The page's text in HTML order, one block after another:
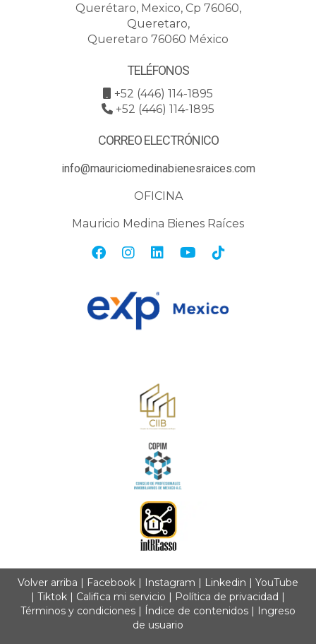
Querétaro, Mexico, Cp 76060,
Queretaro,
Queretaro 76060 México
TELÉFONOS
+52 (446) 114-1895
+52 (446) 114-1895
CORREO ELECTRÓNICO
info@mauriciomedinabienesraices.com
OFICINA
Mauricio Medina Bienes Raíces
Volver arriba | Facebook | Instagram | Linkedin | YouTube
| Tiktok | Califica mi servicio | Política de privacidad |
Términos y condiciones | Índice de contenidos | Ingreso
de usuario